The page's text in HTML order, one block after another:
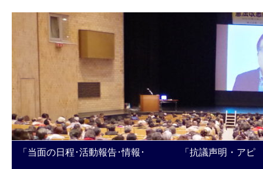
「当面の日程･活動報告･情報･ 「抗議声明・アピ